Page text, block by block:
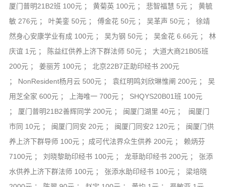
厦门普明21B2班 100元 ； 黄菊英 100元 ； 悲智福慧 5元 ； 黄毓
敏 276元 ； 叶美銮 50元 ； 傅金花 50元 ； 吴革声 50元 ； 徐靖
然身心安康学业有成 100元 ； 吴为钢 50元 ； 吴金花 6.66元 ； 林
庆谊 1元 ； 陈益红供养上济下群法师 50元 ； 大道大商21B05班
200元 ； 姜丽芳 100元 ； 北京22B7正助印经书 200元
； NonResident杨月云 500元 ； 袁红明鸣刘欣琳惟阐 200元 ； 吴
用芝全家 600元 ； 上海唯一 700元 ； SHQYS20B01班 100元
； 厦门普明21B2善辉同学 200元 ； 闽厦门湖里 40元 ； 闽厦门
市同 10元 ； 闽厦门同安 20元 ； 闽厦门同安2 120元 ； 闽厦门供
养上济下群导师 100元 ；成可代法界众生供养 200元 ； 赖炳芬
7100元 ； 刘晓黎助印经书 100元 ； 龙菲助印经书 200元 ； 张添
水供养上济下群法师 100元 ； 张添水助印经书 100元 ； 梁培晓